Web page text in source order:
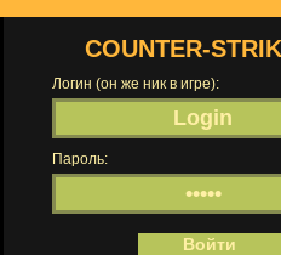
COUNTER-
Логин (он же ник в игре):
Пароль: